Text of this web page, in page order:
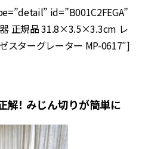
id=”B001C2FEGA”
正規品 31.8×3.5×3.3cm レ
スターグレーター MP-0617″]
！ みじん切りが簡単に